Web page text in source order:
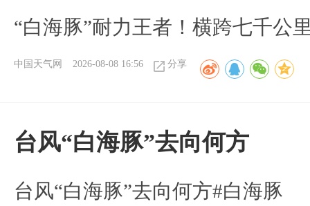
“白海豚”耐力王者！横跨七千公
中国天气网 2026-08-08 16:56 分享
台风“白海豚”去向何方
台风“白海豚”去向何方#白海豚